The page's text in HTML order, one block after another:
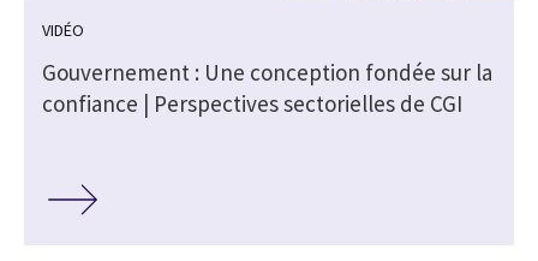
VIDÉO
Gouvernement : Une conception fondée sur la
confiance | Perspectives sectorielles de CGI